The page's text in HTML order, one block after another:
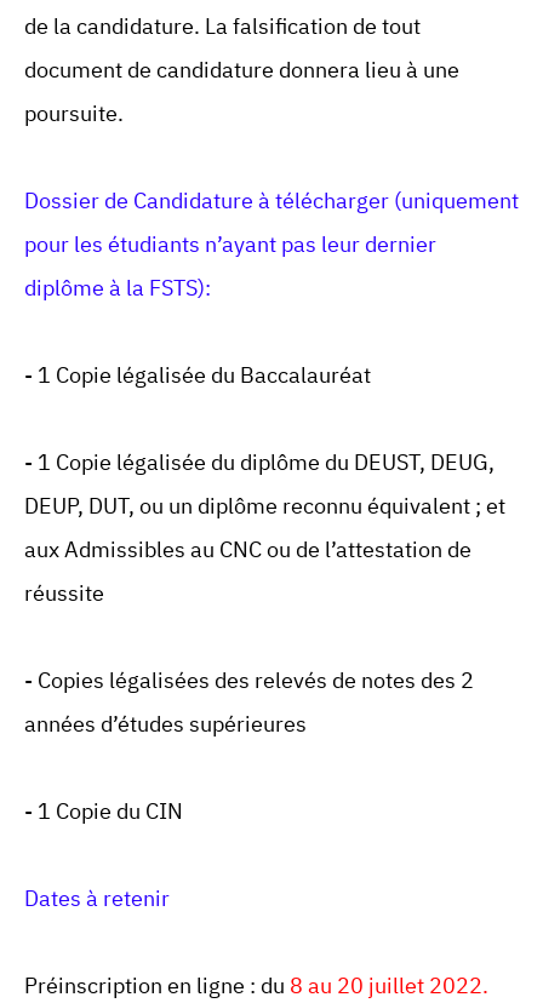
de la candidature. La falsification de tout
document de candidature donnera lieu à une
poursuite.
Dossier de Candidature à télécharger (uniquement
pour les étudiants n’ayant pas leur dernier
diplôme à la FSTS):
- 1 Copie légalisée du Baccalauréat
- 1 Copie légalisée du diplôme du DEUST, DEUG,
DEUP, DUT, ou un diplôme reconnu équivalent ; et
aux Admissibles au CNC ou de l’attestation de
réussite
- Copies légalisées des relevés de notes des 2
années d’études supérieures
- 1 Copie du CIN
Dates à retenir
Préinscription en ligne : du 8 au 20 juillet 2022.